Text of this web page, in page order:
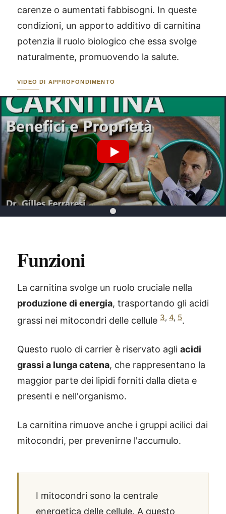
carenze o aumentati fabbisogni. In queste
condizioni, un apporto additivo di carnitina
potenzia il ruolo biologico che essa svolge
naturalmente, promuovendo la salute.
VIDEO DI APPROFONDIMENTO
Riproduci Video YouTube
Funzioni
La carnitina svolge un ruolo cruciale nella
produzione di energia, trasportando gli acidi
grassi nei mitocondri delle cellule 3, 4, 5.
Questo ruolo di carrier è riservato agli acidi
grassi a lunga catena, che rappresentano la
maggior parte dei lipidi forniti dalla dieta e
presenti e nell'organismo.
La carnitina rimuove anche i gruppi acilici dai
mitocondri, per prevenirne l'accumulo.
I mitocondri sono la centrale
energetica delle cellule. A questo